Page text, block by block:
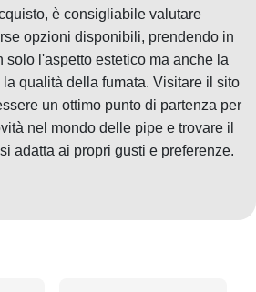
è consigliabile valutare
opzioni disponibili, prendendo in
solo l'aspetto estetico ma anche la
qualità della fumata. Visitare il sito
un ottimo punto di partenza per
nel mondo delle pipe e trovare il
adatta ai propri gusti e preferenze.